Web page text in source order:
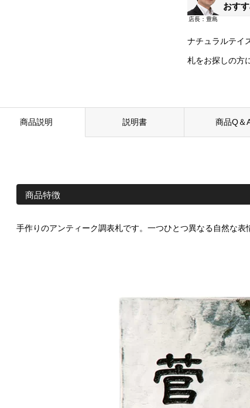
おす
ナチュラルテイ
札をお探しの方
商品説明 説明書 商品Q＆
商品特徴
手作りのアンティーク調表札です。一つひとつ異なる自然な表